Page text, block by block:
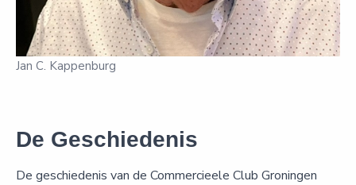
Jan C. Kappenburg
De Geschiedenis
De geschiedenis van de Commercieele Club Groningen